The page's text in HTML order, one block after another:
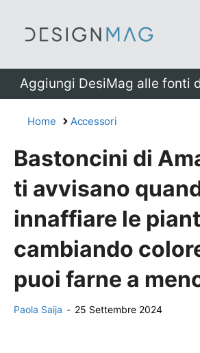
Aggiungi DesiMag alle fonti
Home Accessori
Bastoncini di
ti avvisano
innaffiare le
cambiando
puoi farne a
Paola Saija - 25 Settembre 2024